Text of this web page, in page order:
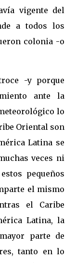
vigente del
a todos los
colonia -o
-y porque
ante la
lo
Oriental son
Latina se
veces ni
pequeños
el mismo
el Caribe
Latina, la
parte de
tanto en lo